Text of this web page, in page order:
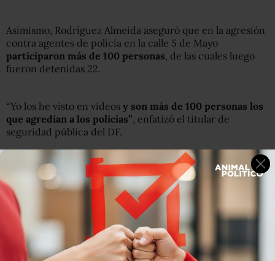
Asimismo, Rodríguez Almeida aseguró que en la agresión
contra agentes de policía en la calle 5 de Mayo
participaron más de 100 personas, de las cuales luego
fueron detenidas 22.
“Yo los he visto en videos y son más de 100 personas los
que agredían a los policías”, enfatizó el titular de
seguridad pública del DF.
Escucha aquí los audios de la entrevista con Denise
Maerker: